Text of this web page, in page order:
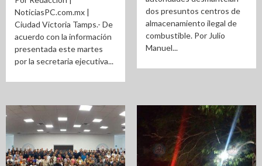
NoticiasPC.com.mx |
Ciudad Victoria Tamps.- De
acuerdo con la información
presentada este martes
por la secretaria ejecutiva...
dos presuntos centros de
almacenamiento ilegal de
combustible. Por Julio
Manuel...